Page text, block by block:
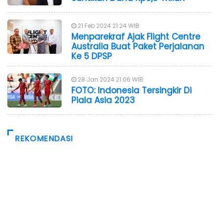
21 Feb 2024 21:24 WIB
Menparekraf Ajak Flight Centre
Australia Buat Paket Perjalanan
Ke 5 DPSP
28 Jan 2024 21:06 WIB
FOTO: Indonesia Tersingkir Di
Piala Asia 2023
REKOMENDASI